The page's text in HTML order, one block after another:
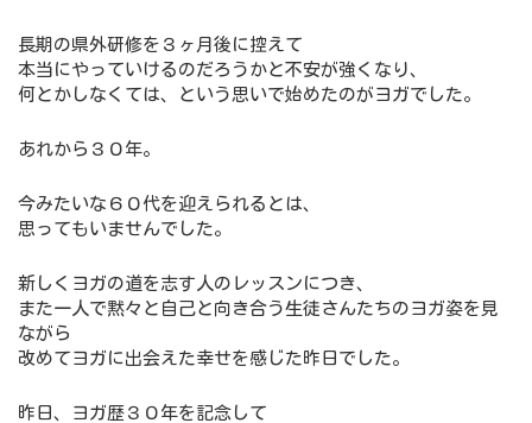
長期の県外研修を３ヶ月後に控えて
本当にやっていけるのだろうかと不安が強くなり、
何とかしなくては、という思いで始めたのがヨガでした。
あれから３０年。
今みたいな６０代を迎えられるとは、
思ってもいませんでした。
新しくヨガの道を志す人のレッスンにつき、
また一人で黙々と自己と向き合う生徒さんたちのヨガ姿を見
ながら
改めてヨガに出会えた幸せを感じた昨日でした。
昨日、ヨガ歴３０年を記念して